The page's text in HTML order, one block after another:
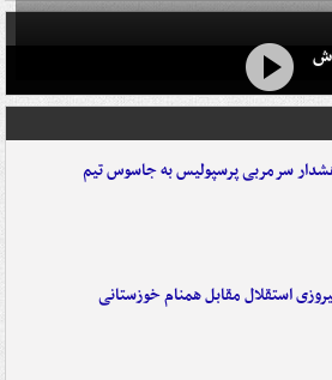
سرمربی پرسپولیس به جاسوس تیم
استقلال مقابل همنام خوزستانی